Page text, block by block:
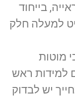
בייחוד
למעלה חלק
מוטות
למידות ראש
יש לבדוק